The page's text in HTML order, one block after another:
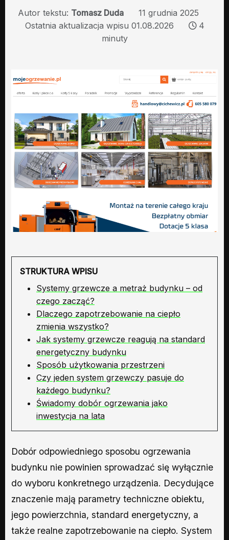
Autor tekstu: Tomasz Duda
11 grudnia 2025
Ostatnia aktualizacja wpisu 01.08.2026
4
minuty
STRUKTURA WPISU
Systemy grzewcze a metraż budynku – od
czego zacząć?
Dlaczego zapotrzebowanie na ciepło
zmienia wszystko?
Jak systemy grzewcze reagują na standard
energetyczny budynku
Sposób użytkowania przestrzeni
Czy jeden system grzewczy pasuje do
każdego budynku?
Świadomy dobór ogrzewania jako
inwestycja na lata
Dobór odpowiedniego sposobu ogrzewania
budynku nie powinien sprowadzać się wyłącznie
do wyboru konkretnego urządzenia. Decydujące
znaczenie mają parametry techniczne obiektu,
jego powierzchnia, standard energetyczny, a
także realne zapotrzebowanie na ciepło. System